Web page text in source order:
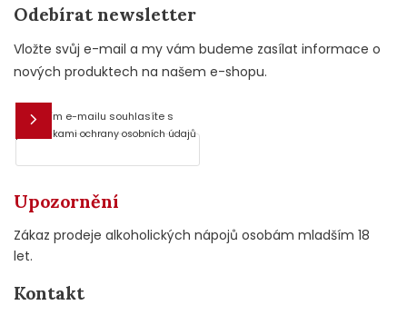
Odebírat newsletter
Vložte svůj e-mail a my vám budeme zasílat informace o
nových produktech na našem e-shopu.
E-mail
Vložením e-mailu souhlasíte s
podmínkami ochrany osobních údajů
Upozornění
Zákaz prodeje alkoholických nápojů osobám mladším 18
let.
Kontakt